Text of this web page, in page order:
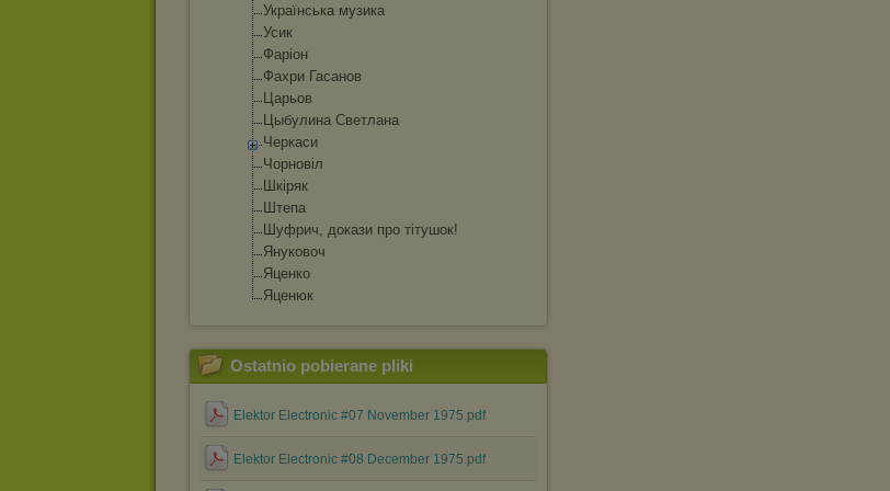
Українська музика
Усик
Фаріон
Фахри Гасанов
Царьов
Цыбулина Светлана
Черкаси
Чорновіл
Шкіряк
Штепа
Шуфрич, докази про тітушок!
Януковоч
Яценко
Яценюк
Ostatnio pobierane pliki
Elektor Electronic #07 November 1975.pdf
Elektor Electronic #08 December 1975.pdf